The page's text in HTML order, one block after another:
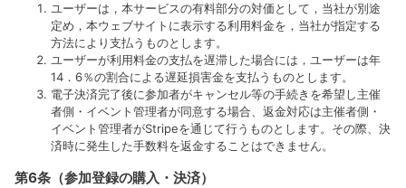
ユーザーは，本サービスの有料部分の対価として，当社が別途
定め，本ウェブサイトに表示する利用料金を，当社が指定する
方法により支払うものとします。
ユーザーが利用料金の支払を遅滞した場合には，ユーザーは年
14．6％の割合による遅延損害金を支払うものとします。
電子決済完了後に参加者がキャンセル等の手続きを希望し主催
者側・イベント管理者が同意する場合、返金対応は主催者側・
イベント管理者がStripeを通じて行うものとします。その際、決
済時に発生した手数料を返金することはできません。
第6条（参加登録の購入・決済）